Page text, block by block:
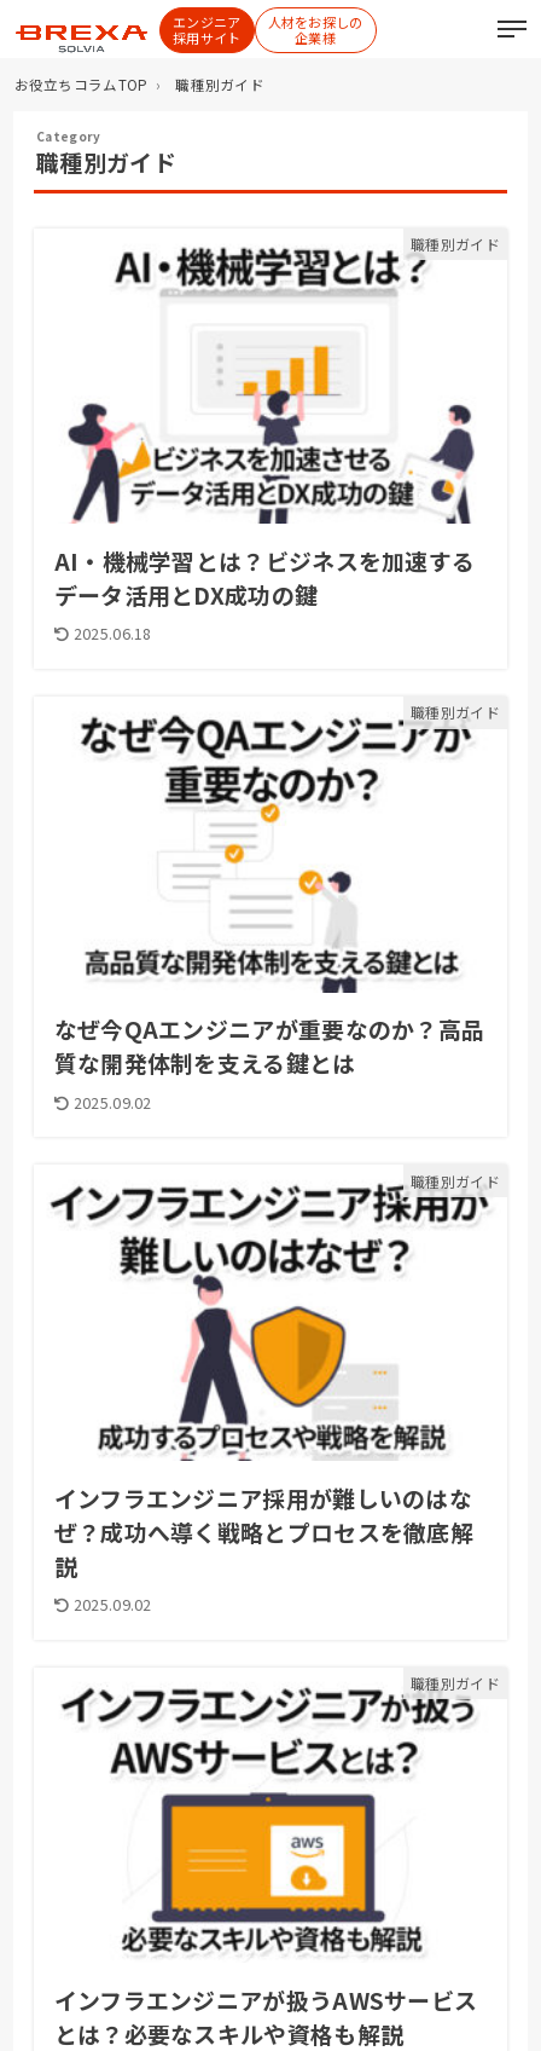
エンジニア
採用サイト
人材をお探しの
企業様
お役立ちコラムTOP 職種別ガイド
職種別ガイド
職種別ガイド
AI・機械学習とは？ビジネスを加速する
データ活用とDX成功の鍵
2025.06.18
職種別ガイド
なぜ今QAエンジニアが重要なのか？高品
質な開発体制を支える鍵とは
2025.09.02
職種別ガイド
インフラエンジニア採用が難しいのはな
ぜ？成功へ導く戦略とプロセスを徹底解
説
2025.09.02
職種別ガイド
インフラエンジニアが扱うAWSサービス
とは？必要なスキルや資格も解説